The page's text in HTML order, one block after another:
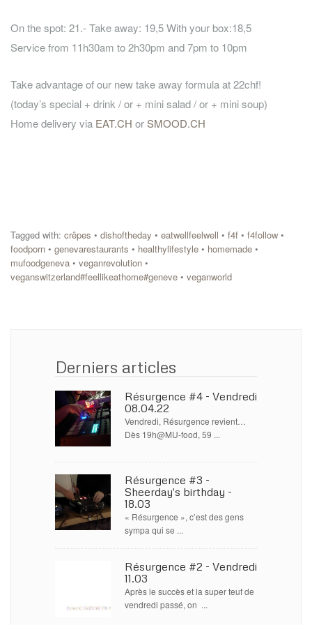
On the spot: 21.- Take away: 19,5 With your box:18,5
Service from 11h30am to 2h30pm and 7pm to 10pm
Take advantage of our new take away formula at 22chf!
(today’s special + drink / or + mini salad / or + mini soup)
Home delivery via EAT.CH orSMOOD.CH
Tagged with: crêpes • dishoftheday • eatwellfeelwell • f4f • f4follow •
foodporn • genevarestaurants • healthylifestyle • homemade •
mufoodgeneva • veganrevolution •
veganswitzerland#feellikeathome#geneve • veganworld
Derniers articles
Résurgence #4 - Vendredi
08.04.22
Vendredi, Résurgence revient…
Dès 19h@MU-food, 59 ...
Résurgence #3 -
Sheerday's birthday -
18.03
« Résurgence », c’est des gens
sympa qui se ...
Résurgence #2 - Vendredi
11.03
Après le succès et la super teuf de
vendredi passé, on ...